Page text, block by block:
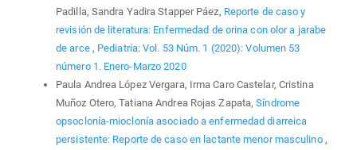
Padilla, Sandra Yadira Stapper Páez, Reporte de caso y
revisión de literatura: Enfermedad de orina con olor a jarabe
de arce , Pediatría: Vol. 53 Núm. 1 (2020): Volumen 53
número 1. Enero-Marzo 2020
Paula Andrea López Vergara, Irma Caro Castelar, Cristina
Muñoz Otero, Tatiana Andrea Rojas Zapata,Síndrome
opsoclonía-mioclonía asociado a enfermedad diarreica
persistente: Reporte de caso en lactante menor masculino ,